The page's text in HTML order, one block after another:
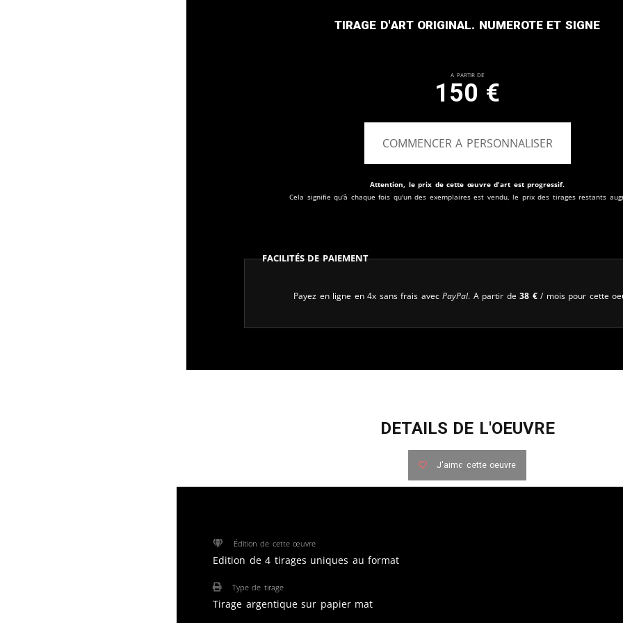
Tirage d'art original. Numerote et signe
A partir de
150 €
COMMENCER A PERSONNALISER
Attention, le prix de cette œuvre d'art est progressif.
Cela signifie qu'à chaque fois qu'un des exemplaires est vendu, le prix des tirages restants
Facilités de paiement
Payez en ligne en 4x sans frais avecPayPal. A partir de 38 €/ mois pour cette
DETAILS DE L'OEUVRE
J'aime cette oeuvre
Édition de cette œuvre
Edition de 4 tirages uniques au format
Type de tirage
Tirage argentique sur papier mat